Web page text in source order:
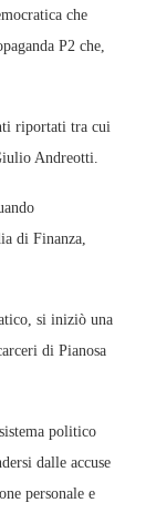
che
P2 che,
riportati tra cui
Andreotti.
di Finanza,
si iniziò una
di Pianosa
politico
dalle accuse
personale e